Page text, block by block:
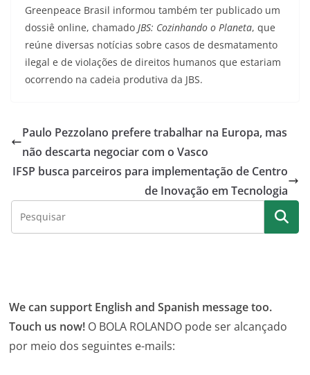
Greenpeace Brasil informou também ter publicado um
dossiê online, chamado JBS: Cozinhando o Planeta, que
reúne diversas notícias sobre casos de desmatamento
ilegal e de violações de direitos humanos que estariam
ocorrendo na cadeia produtiva da JBS.
Paulo Pezzolano prefere trabalhar na Europa, mas
não descarta negociar com o Vasco
IFSP busca parceiros para implementação de Centro
de Inovação em Tecnologia
We can support English and Spanish message too.
Touch us now! O BOLA ROLANDO pode ser alcançado
por meio dos seguintes e-mails: